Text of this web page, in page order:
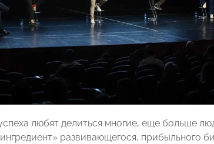
любят делиться многие, еще больше
развивающегося, прибыльного